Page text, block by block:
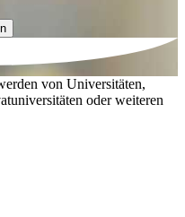
von Universitäten,
oder weiteren